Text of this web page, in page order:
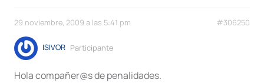
29 noviembre, 2009 a las 5:41 pm #306250
ISIVOR Participante
Hola compañer@s de penalidades.